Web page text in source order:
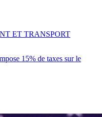
15% de taxes sur le
ET TRANSPORT